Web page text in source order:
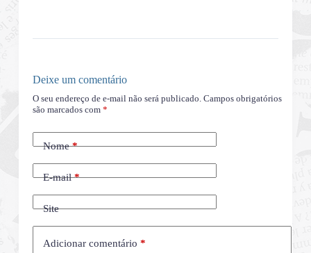
Deixe um comentário
O seu endereço de e-mail não será publicado. Campos obrigatórios
são marcados com *
Nome*
E-mail*
Site
Adicionar comentário *